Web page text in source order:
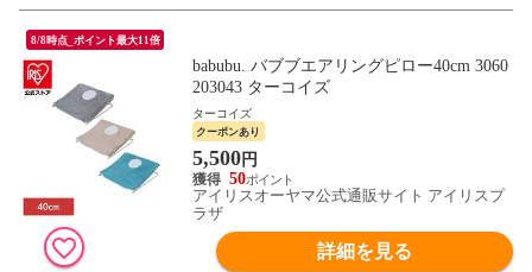
8/8時点_ポイント最大11倍
babubu. バブブエアリングピロー40cm 3060
203043 ターコイズ
ターコイズ
クーポンあり
5,500円
50
アイリスオーヤマ公式通販サイト アイリスプ
ラザ
詳細を見る